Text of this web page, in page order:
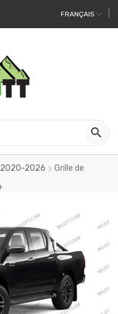
FRANÇAIS

2020-2026
Grille de